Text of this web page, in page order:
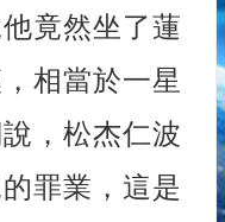
竟然坐了蓮
相當於一星
，松杰仁波
罪業，這是